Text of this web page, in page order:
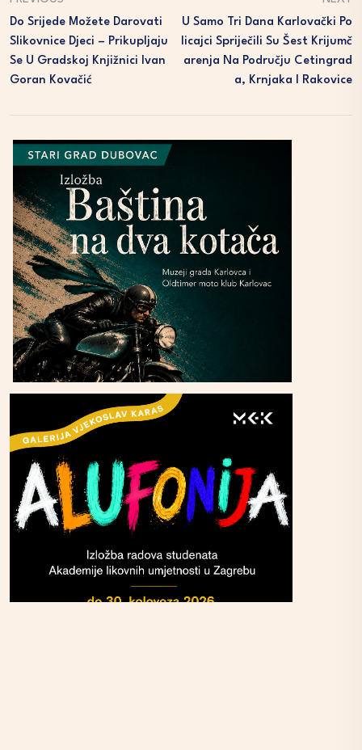
Do Srijede Možete Darovati
Slikovnice Djeci – Prikupljaju
Se U Gradskoj Knjižnici Ivan
Goran Kovačić
U Samo Tri Dana Karlovački Po
Licajci Spriječili Su Šest Krijumč
Arenja Na Području Cetingrad
A, Krnjaka I Rakovice